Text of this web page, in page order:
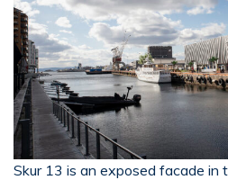
Skur 13 is an exposed facade in